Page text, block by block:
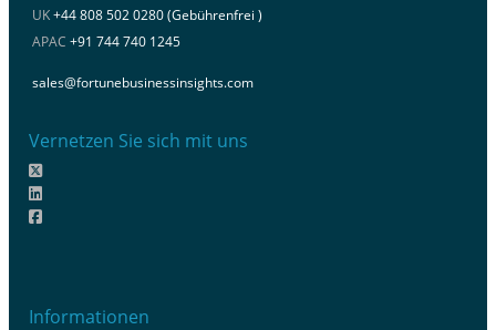
UK+44 808 502 0280 (Gebührenfrei )
APAC +91 744 740 1245
sales@fortunebusinessinsights.com
Vernetzen Sie sich mit uns
Informationen